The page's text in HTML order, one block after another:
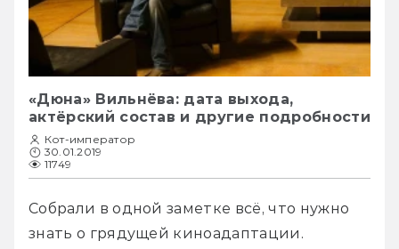
«Дюна» Вильнёва: дата выхода,
актёрский состав и другие подробности
Кот-император
30.01.2019
11749
Собрали в одной заметке всё, что нужно
знать о грядущей киноадаптации.